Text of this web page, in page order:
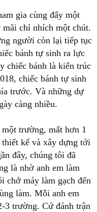
gia cùng đẩy một
mãi chỉ nhích một chút.
người còn lại tiếp tục
bánh tự sinh ra lực
chiếc bánh là kiến trúc
chiếc bánh tự sinh
trước. Và những dự
càng nhiều.
trường, mất hơn 1
kế và xây dựng tới
đây, chúng tôi đã
là nhờ anh em làm
chở máy làm gạch đến
làm. Mỗi anh em
3 trường. Cứ đánh trận